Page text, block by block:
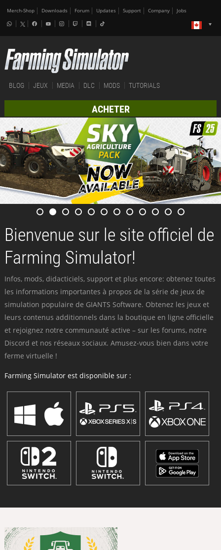
Merch-Shop Downloads Forum Updates Support Company Jobs
BLOG JEUX MEDIA DLC MODS TUTORIALS
ACHETER
Bienvenue sur le site officiel de
Farming Simulator!
Infos, mods, didacticiels, support et plus encore: obtenez toutes
les informations importantes à propos de la série de jeux de
simulation populaire de GIANTS Software. Obtenez les jeux et
leurs contenus additionnels dans la boutique en ligne officielle
et rejoignez notre communauté active – sur les forums, notre
Discord et nos réseaux sociaux. Amusez-vous bien dans votre
ferme virtuelle !
Farming Simulator est disponible sur :